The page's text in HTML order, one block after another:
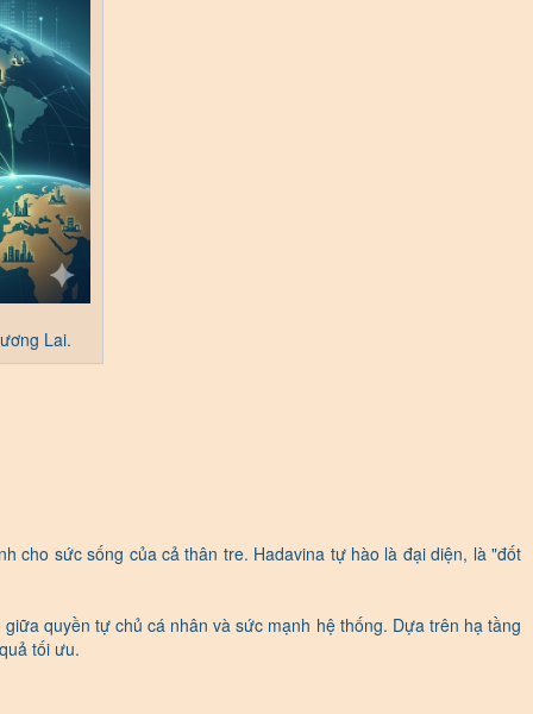
Lai.
cho sức sống của cả thân tre. Hadavina tự hào là đại diện, là "đốt
quyền tự chủ cá nhân và sức mạnh hệ thống. Dựa trên hạ tầng
tối ưu.